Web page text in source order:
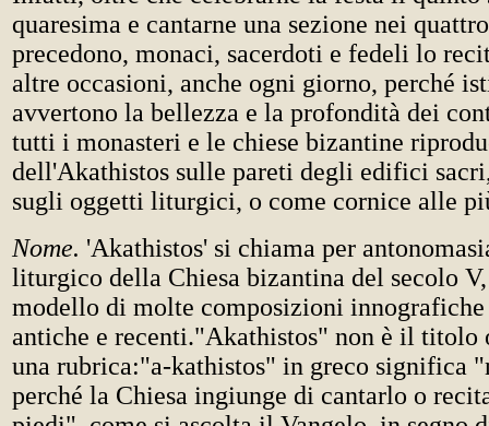
quaresima e cantarne una sezione nei
precedono, monaci, sacerdoti e fedeli lo
altre occasioni, anche ogni giorno, perché
avvertono la bellezza e la profondità dei
tutti i monasteri e le chiese bizantine
dell'Akathistos sulle pareti degli edifici
sugli oggetti liturgici, o come cornice alle
Nome. 'Akathistos' si chiama per
liturgico della Chiesa bizantina del secolo
modello di molte composizioni
antiche e recenti."Akathistos" non è il titolo
una rubrica:"a-kathistos" in greco significa
perché la Chiesa ingiunge di cantarlo o